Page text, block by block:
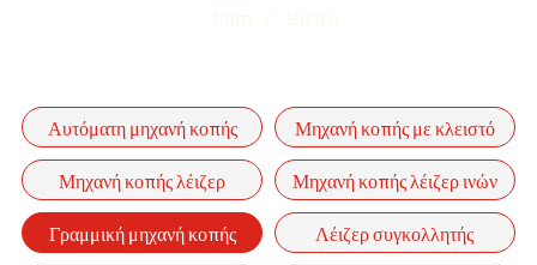
Αυτόματη μηχανή κοπής
σωλήνων με λέιζερ ινών
σειράς P-(A)
Μηχανή κοπής με κλειστό
λέιζερ ινών
Μηχανή κοπής λέιζερ
σωλήνων και πλακών
Μηχανή κοπής λέιζερ ινών
μονού τραπεζιού σειράς GF
Γραμμική μηχανή κοπής
Λέιζερ συγκολλητής